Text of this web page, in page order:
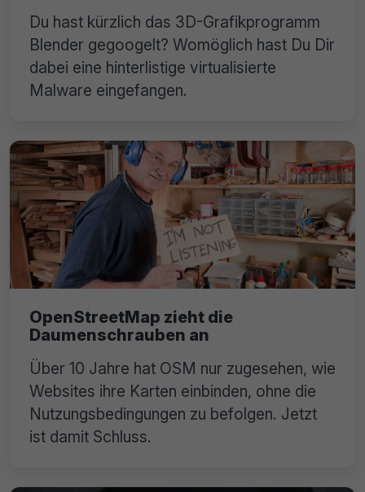
Du hast kürzlich das 3D-Grafikprogramm
Blender gegoogelt? Womöglich hast Du Dir
dabei eine hinterlistige virtualisierte
Malware eingefangen.
OpenStreetMap zieht die
Daumenschrauben an
Über 10 Jahre hat OSM nur zugesehen, wie
Websites ihre Karten einbinden, ohne die
Nutzungsbedingungen zu befolgen. Jetzt
ist damit Schluss.